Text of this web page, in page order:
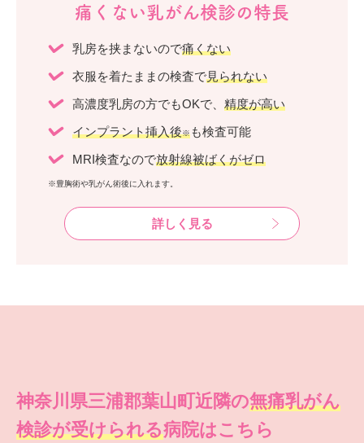
痛くない乳がん検診の特長
乳房を挟まないので痛くない
衣服を着たままの検査で見られない
高濃度乳房の方でもOKで、 精度が高い
インプラント挿入後※ も検査可能
MRI検査なので放射線被ばくがゼロ
※豊胸術や乳がん術後に入れます。
詳しく見る
神奈川県三浦郡葉山町近隣の無痛乳がん
検診が受けられる病院はこちら